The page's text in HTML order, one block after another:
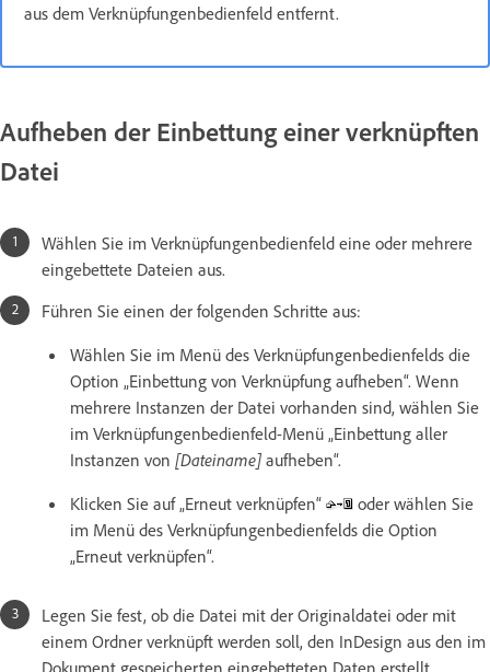
aus dem Verknüpfungenbedienfeld entfernt.
Aufheben der Einbettung einer verknüpften
Datei
Wählen Sie im Verknüpfungenbedienfeld eine oder mehrere
eingebettete Dateien aus.
Führen Sie einen der folgenden Schritte aus:
Wählen Sie im Menü des Verknüpfungenbedienfelds die
Option „Einbettung von Verknüpfung aufheben“. Wenn
mehrere Instanzen der Datei vorhanden sind, wählen Sie
im Verknüpfungenbedienfeld-Menü „Einbettung aller
Instanzen von [Dateiname] aufheben“.
Klicken Sie auf „Erneut verknüpfen“
oder wählen Sie
im Menü des Verknüpfungenbedienfelds die Option
„Erneut verknüpfen“.
Legen Sie fest, ob die Datei mit der Originaldatei oder mit
einem Ordner verknüpft werden soll, den InDesign aus den im
Dokument gespeicherten eingebetteten Daten erstellt.